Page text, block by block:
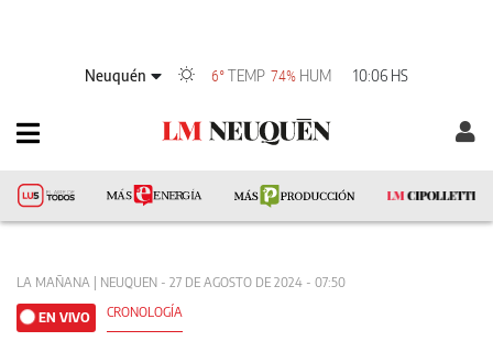
Neuquén 6°TEMP 74% HUM 10:06 HS
LA MAÑANA | NEUQUEN - 27 DE AGOSTO DE 2024 - 07:50
EN VIVO CRONOLOGÍA